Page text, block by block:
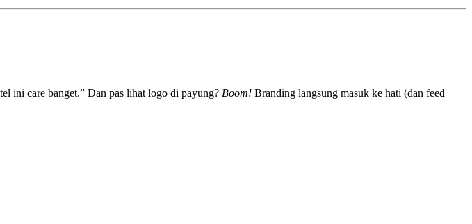
ini care banget.” Dan pas lihat logo di payung? Boom! Branding langsung masuk ke hati (dan feed